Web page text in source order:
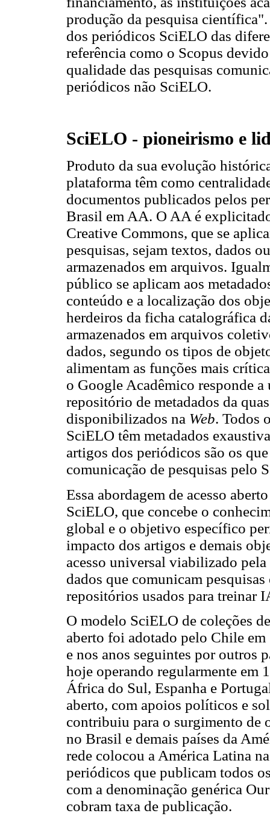
produção da pesquisa
dos periódicos SciELO das
referência como o Scopus
qualidade das pesquisas
periódicos não SciELO.
SciELO - pioneirismo e
Produto da sua evolução
plataforma têm como
documentos publicados pelos
Brasil em AA. O AA é
Creative Commons, que se
pesquisas, sejam textos, dados
armazenados em arquivos.
público se aplicam aos
conteúdo e a localização dos
herdeiros da ficha catalográfica
armazenados em arquivos
dados, segundo os tipos de
alimentam as funções mais
o Google Acadêmico responde a
repositório de metadados da
disponibilizados na Web. Todos
SciELO têm metadados
artigos dos periódicos são os
comunicação de pesquisas pelo
Essa abordagem de acesso
SciELO, que concebe o
global e o objetivo específico
impacto dos artigos e demais
acesso universal viabilizado
dados que comunicam
repositórios usados para treinar
O modelo SciELO de coleções
aberto foi adotado pelo Chile
e nos anos seguintes por outros
hoje operando regularmente em
África do Sul, Espanha e
aberto, com apoios políticos e
contribuiu para o surgimento de
no Brasil e demais países da
rede colocou a América Latina
periódicos que publicam todos
com a denominação genérica
cobram taxa de publicação.